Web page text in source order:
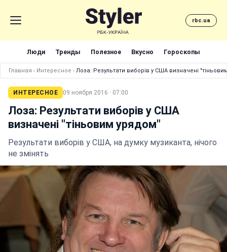
rbc.ua
Люди Тренды Полезное Вкусно Гороскопы
Главная › Интересное › Лоза: Результати виборів у США визначені
ИНТЕРЕСНОЕ 09 ноября 2016 · 07:00
Лоза: Результати виборів у США
визначені "тіньовим урядом"
Результати виборів у США, на думку музиканта, нічого
не змінять